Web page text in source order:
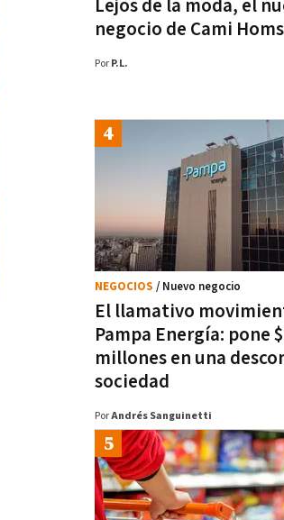
Lejos de la moda, el
negocio de Cami Homs
Por P.L.
El llamativo
Pampa Energía: pone
millones en una
sociedad
NEGOCIOS / Nuevo negocio
PorAndrés Sanguinetti